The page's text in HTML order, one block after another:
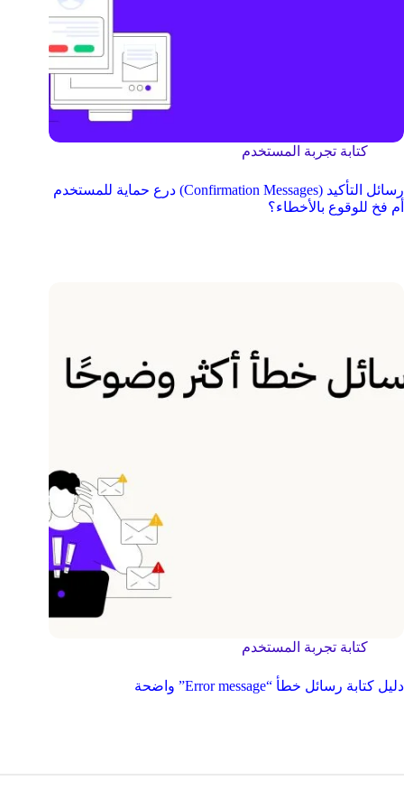
كتابة تجربة المستخدم
رسائل التأكيد (Confirmation Messages) درع حماية للمستخدم
أم فخ للوقوع بالأخطاء؟
كتابة تجربة المستخدم
دليل كتابة رسائل خطأ “Error message” واضحة